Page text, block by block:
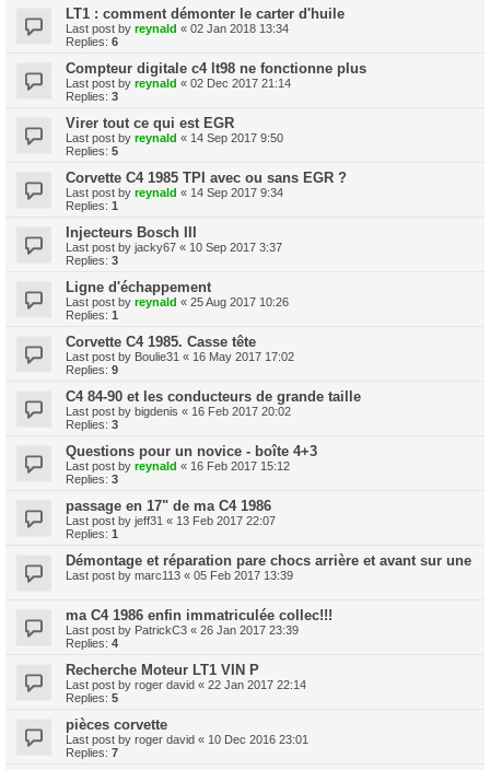
LT1 : comment démonter le carter d'huile
Last post by reynald « 02 Jan 2018 13:34
Replies: 6
Compteur digitale c4 lt98 ne fonctionne plus
Last post by reynald « 02 Dec 2017 21:14
Replies: 3
Virer tout ce qui est EGR
Last post by reynald « 14 Sep 2017 9:50
Replies: 5
Corvette C4 1985 TPI avec ou sans EGR ?
Last post by reynald « 14 Sep 2017 9:34
Replies: 1
Injecteurs Bosch III
Last post by jacky67 « 10 Sep 2017 3:37
Replies: 3
Ligne d'échappement
Last post by reynald « 25 Aug 2017 10:26
Replies: 1
Corvette C4 1985. Casse tête
Last post by Boulie31 « 16 May 2017 17:02
Replies: 9
C4 84-90 et les conducteurs de grande taille
Last post by bigdenis « 16 Feb 2017 20:02
Replies: 3
Questions pour un novice - boîte 4+3
Last post by reynald « 16 Feb 2017 15:12
Replies: 3
passage en 17" de ma C4 1986
Last post by jeff31 « 13 Feb 2017 22:07
Replies: 1
Démontage et réparation pare chocs arrière et avant sur une
Last post by marc113 « 05 Feb 2017 13:39
ma C4 1986 enfin immatriculée collec!!!
Last post by PatrickC3 « 26 Jan 2017 23:39
Replies: 4
Recherche Moteur LT1 VIN P
Last post by roger david « 22 Jan 2017 22:14
Replies: 5
pièces corvette
Last post by roger david « 10 Dec 2016 23:01
Replies: 7